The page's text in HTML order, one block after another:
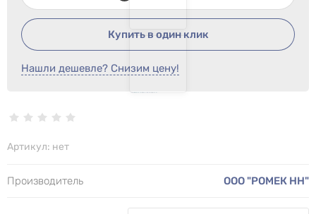
Купить в один клик
Нашли дешевле? Снизим цену!
Артикул: нет
Производитель ООО "РОМЕК НН"